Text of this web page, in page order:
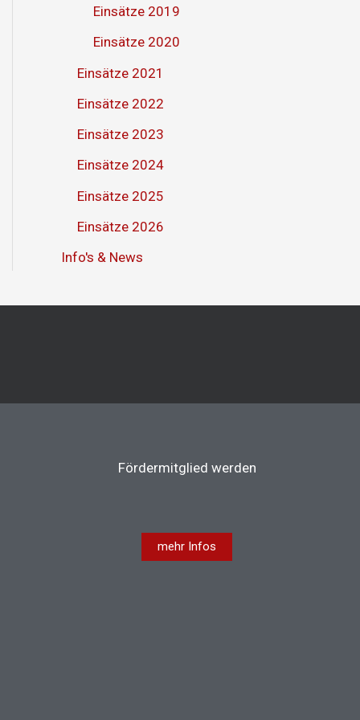
Einsätze 2019
Einsätze 2020
Einsätze 2021
Einsätze 2022
Einsätze 2023
Einsätze 2024
Einsätze 2025
Einsätze 2026
Info's & News
Fördermitglied werden
mehr Infos